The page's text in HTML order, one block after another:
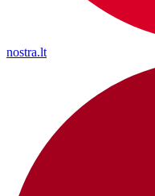
nostra.lt